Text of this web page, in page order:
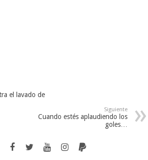
el lavado de
Siguiente
Cuando estés aplaudiendo los
goles…